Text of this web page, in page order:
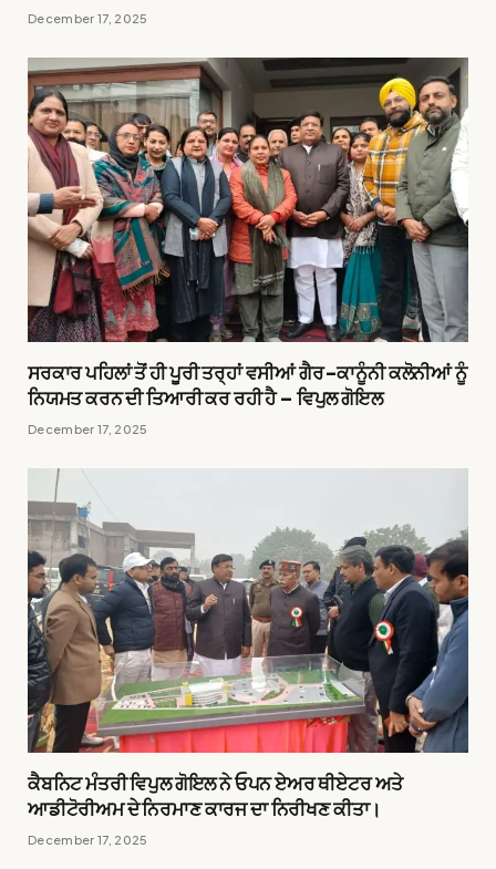
December 17, 2025
ਸਰਕਾਰ ਪਹਿਲਾਂ ਤੋਂ ਹੀ ਪੂਰੀ ਤਰ੍ਹਾਂ ਵਸੀਆਂ ਗੈਰ-ਕਾਨੂੰਨੀ ਕਲੋਨੀਆਂ ਨੂੰ
ਨਿਯਮਤ ਕਰਨ ਦੀ ਤਿਆਰੀ ਕਰ ਰਹੀ ਹੈ – ਵਿਪੁਲ ਗੋਇਲ
December 17, 2025
ਕੈਬਨਿਟ ਮੰਤਰੀ ਵਿਪੁਲ ਗੋਇਲ ਨੇ ਓਪਨ ਏਅਰ ਥੀਏਟਰ ਅਤੇ
ਆਡੀਟੋਰੀਅਮ ਦੇ ਨਿਰਮਾਣ ਕਾਰਜ ਦਾ ਨਿਰੀਖਣ ਕੀਤਾ।
December 17, 2025